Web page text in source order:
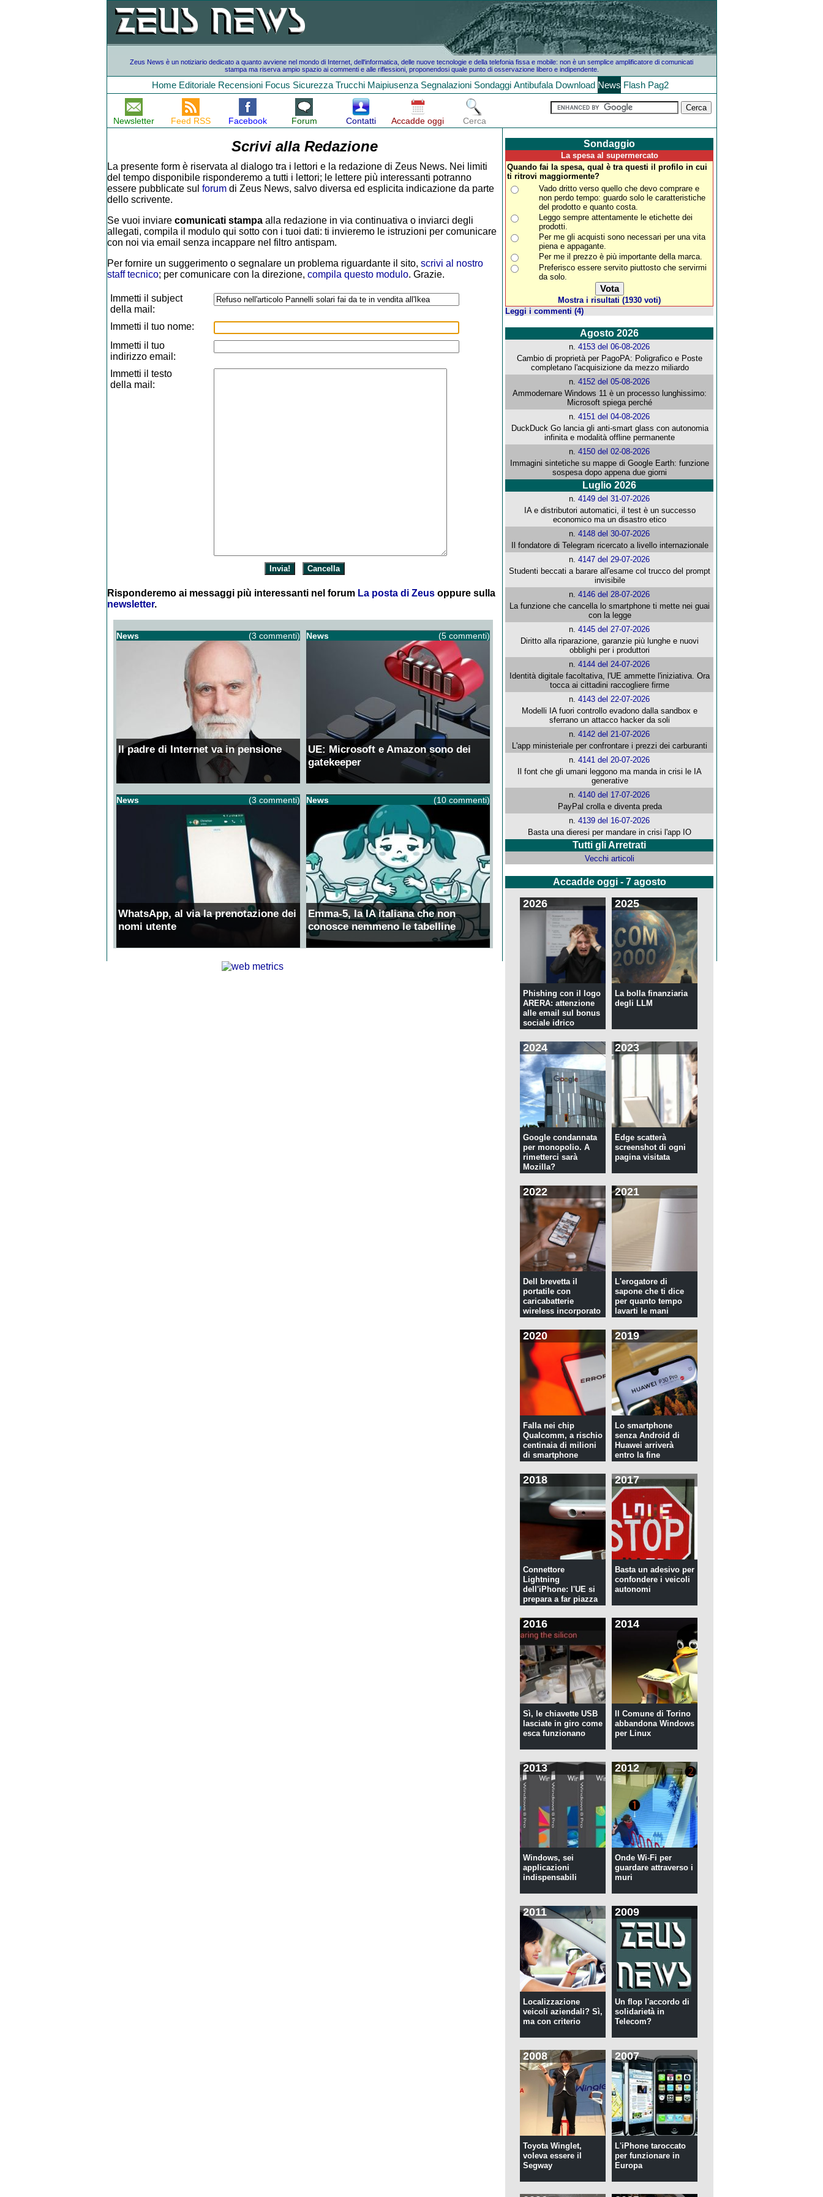
Zeus News è un notiziario dedicato a quanto avviene nel mondo di Internet, dell'informatica, delle nuove tecnologie e della telefonia fissa e mobile: non è un semplice amplificatore di comunicati
stampa ma riserva ampio spazio ai commenti e alle riflessioni, proponendosi quale punto di osservazione libero e indipendente.
Home Editoriale Recensioni Focus Sicurezza Trucchi Maipiusenza Segnalazioni Sondaggi Antibufala Download News Flash Pag2
Newsletter Feed RSS Facebook Forum Contatti Accadde oggi Cerca
Scrivi alla Redazione
La presente form è riservata al dialogo tra i lettori e la redazione di Zeus News. Nei limiti
del tempo disponibile risponderemo a tutti i lettori; le lettere più interessanti potranno
essere pubblicate sul forumdi Zeus News, salvo diversa ed esplicita indicazione da parte
dello scrivente.
Se vuoi inviare comunicati stampaalla redazione in via continuativa o inviarci degli
allegati, compila il modulo qui sotto con i tuoi dati: ti invieremo le istruzioni per comunicare
con noi via email senza incappare nel filtro antispam.
Per fornire un suggerimento o segnalare un problema riguardante il sito, scrivi al nostro
staff tecnico; per comunicare con la direzione, compila questo modulo. Grazie.
Immetti il subject
della mail:
Immetti il tuo nome:
Immetti il tuo
indirizzo email:
Immetti il testo
della mail:
Risponderemo ai messaggi più interessanti nel forum La posta di Zeusoppure sulla
newsletter.
Sondaggio
La spesa al supermercato
Quando fai la spesa, qual è tra questi il profilo in cui
ti ritrovi maggiormente?
Vado dritto verso quello che devo comprare e
non perdo tempo: guardo solo le caratteristiche
del prodotto e quanto costa.
Leggo sempre attentamente le etichette dei
prodotti.
Per me gli acquisti sono necessari per una vita
piena e appagante.
Per me il prezzo è più importante della marca.
Preferisco essere servito piuttosto che servirmi
da solo.
Mostra i risultati (1930 voti)
Leggi i commenti (4)
Agosto 2026
n.4153 del 06-08-2026
Cambio di proprietà per PagoPA: Poligrafico e Poste
completano l'acquisizione da mezzo miliardo
n.4152 del 05-08-2026
Ammodernare Windows 11 è un processo lunghissimo:
Microsoft spiega perché
n.4151 del 04-08-2026
DuckDuck Go lancia gli anti-smart glass con autonomia
infinita e modalità offline permanente
n.4150 del 02-08-2026
Immagini sintetiche su mappe di Google Earth: funzione
sospesa dopo appena due giorni
Luglio 2026
n.4149 del 31-07-2026
IA e distributori automatici, il test è un successo
economico ma un disastro etico
n.4148 del 30-07-2026
Il fondatore di Telegram ricercato a livello internazionale
n.4147 del 29-07-2026
Studenti beccati a barare all'esame col trucco del prompt
invisibile
n.4146 del 28-07-2026
La funzione che cancella lo smartphone ti mette nei guai
con la legge
n.4145 del 27-07-2026
Diritto alla riparazione, garanzie più lunghe e nuovi
obblighi per i produttori
n.4144 del 24-07-2026
Identità digitale facoltativa, l'UE ammette l'iniziativa. Ora
tocca ai cittadini raccogliere firme
n.4143 del 22-07-2026
Modelli IA fuori controllo evadono dalla sandbox e
sferrano un attacco hacker da soli
n.4142 del 21-07-2026
L'app ministeriale per confrontare i prezzi dei carburanti
n.4141 del 20-07-2026
Il font che gli umani leggono ma manda in crisi le IA
generative
n.4140 del 17-07-2026
PayPal crolla e diventa preda
n.4139 del 16-07-2026
Basta una dieresi per mandare in crisi l'app IO
Tutti gli Arretrati
Vecchi articoli
Accadde oggi - 7 agosto
2026
Phishing con il logo
ARERA: attenzione
alle email sul bonus
sociale idrico
2025
La bolla finanziaria
degli LLM
2024
Google condannata
per monopolio. A
rimetterci sarà
Mozilla?
2023
Edge scatterà
screenshot di ogni
pagina visitata
2022
Dell brevetta il
portatile con
caricabatterie
wireless incorporato
2021
L'erogatore di
sapone che ti dice
per quanto tempo
lavarti le mani
2020
Falla nei chip
Qualcomm, a rischio
centinaia di milioni
di smartphone
2019
Lo smartphone
senza Android di
Huawei arriverà
entro la fine
2018
Connettore
Lightning
dell'iPhone: l'UE si
prepara a far piazza
2017
Basta un adesivo per
confondere i veicoli
autonomi
2016
Sì, le chiavette USB
lasciate in giro come
esca funzionano
2014
Il Comune di Torino
abbandona Windows
per Linux
2013
Windows, sei
applicazioni
indispensabili
2012
Onde Wi-Fi per
guardare attraverso i
muri
2011
Localizzazione
veicoli aziendali? Sì,
ma con criterio
2009
Un flop l'accordo di
solidarietà in
Telecom?
2008
Toyota Winglet,
voleva essere il
Segway
2007
L'iPhone taroccato
per funzionare in
Europa
News (3 commenti)
Il padre di Internet va in pensione
News (5 commenti)
UE: Microsoft e Amazon sono dei
gatekeeper
News (3 commenti)
WhatsApp, al via la prenotazione dei
nomi utente
News (10 commenti)
Emma-5, la IA italiana che non
conosce nemmeno le tabelline